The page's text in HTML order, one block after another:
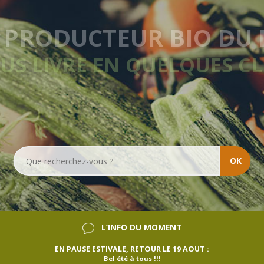
SANS ENGAGEMENT
OK
L’INFO DU MOMENT
EN PAUSE ESTIVALE, RETOUR LE 19 AOUT :
Bel été à tous !!!